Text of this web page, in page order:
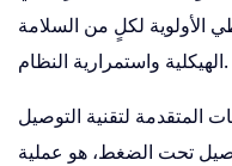
الأولوية لكلٍ من السلامة
الهيكلية واستمرارية النظام.
المتقدمة لتقنية التوصيل
تحت الضغط، هو عملية